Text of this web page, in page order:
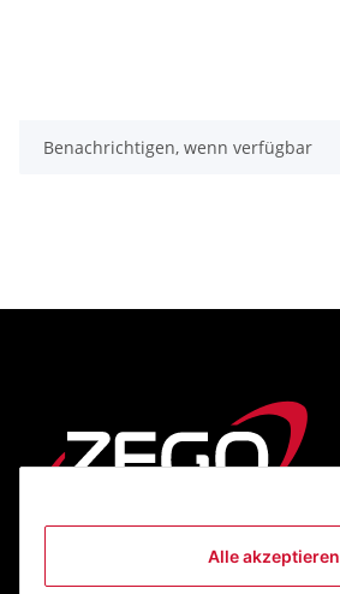
Alle akzeptieren
Benachrichtigen, wenn verfügbar
Informationen